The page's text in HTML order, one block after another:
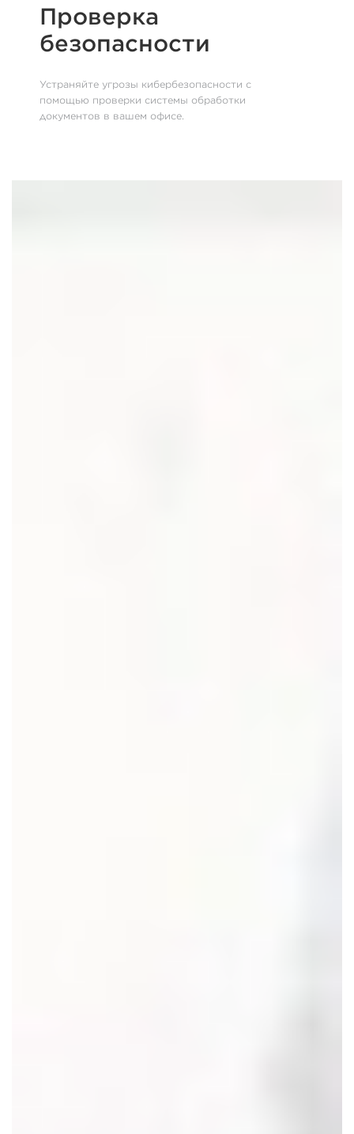
Проверка
безопасности
Устраняйте угрозы кибербезопасности с
помощью проверки системы обработки
документов в вашем офисе.